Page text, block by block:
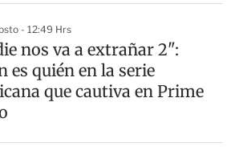
- 12:49 Hrs
nos va a extrañar 2":
es quién en la serie
que cautiva en Prime